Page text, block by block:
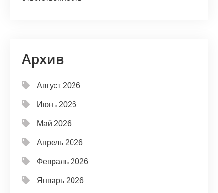
Архив
Август 2026
Июнь 2026
Май 2026
Апрель 2026
Февраль 2026
Январь 2026